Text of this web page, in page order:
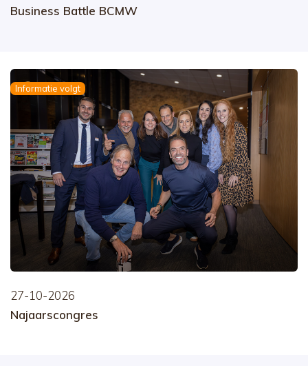
Business Battle BCMW
Informatie volgt
27-10-2026
Najaarscongres